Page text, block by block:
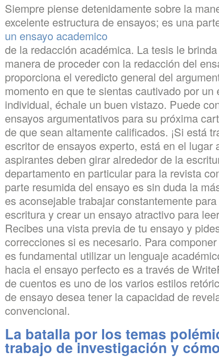
Siempre piense detenidamente sobre la
excelente estructura de ensayos; es una
un ensayo academico
de la redacción académica. La tesis le
manera de proceder con la redacción del
proporciona el veredicto general del
momento en que te sientas cautivado por un
individual, échale un buen vistazo. Puede
ensayos argumentativos para su próxima
de que sean altamente calificados. ¡Si está
escritor de ensayos experto, está en el lugar
aspirantes deben girar alrededor de la
departamento en particular para la revista
parte resumida del ensayo es sin duda la
es aconsejable trabajar constantemente
escritura y crear un ensayo atractivo para
Recibes una vista previa de tu ensayo y
correcciones si es necesario. Para
es fundamental utilizar un lenguaje
hacia el ensayo perfecto es a través de
de cuentos es uno de los varios estilos
de ensayo desea tener la capacidad de
convencional.
La batalla por los temas
trabajo de investigación y